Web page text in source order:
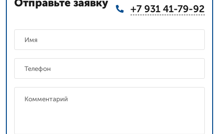
Отправьте заявку +7 931 41-79-92